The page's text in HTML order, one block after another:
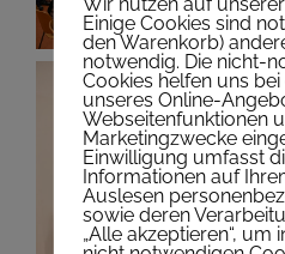
Einige Cookies sind
den Warenkorb)
notwendig. Die nicht-
Cookies helfen uns
unseres Online-
Webseitenfunktionen
Marketingzwecke
Einwilligung umfasst
Informationen auf
Auslesen
sowie deren
„Alle akzeptieren“, um